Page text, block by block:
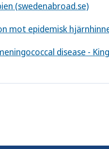
(swedenabroad.se)
mot epidemisk
disease -